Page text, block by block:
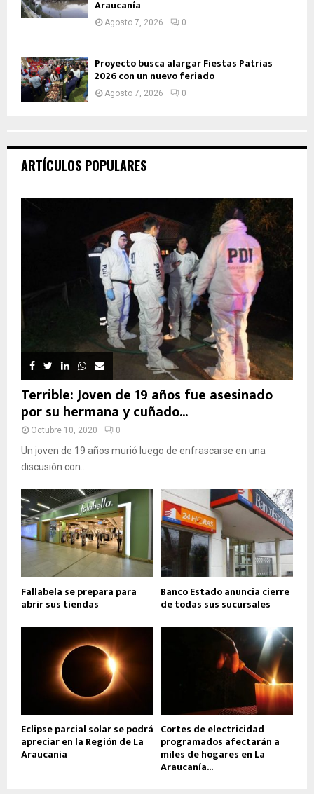
Araucanía
Agosto 7, 2026 0
Proyecto busca alargar Fiestas Patrias
2026 con un nuevo feriado
Agosto 7, 2026 0
ARTÍCULOS POPULARES
Terrible: Joven de 19 años fue asesinado
por su hermana y cuñado...
Octubre 10, 2020 0
Un joven de 19 años murió luego de enfrascarse en una
discusión con...
Fallabela se prepara para
abrir sus tiendas
Banco Estado anuncia cierre
de todas sus sucursales
Eclipse parcial solar se podrá
apreciar en la Región de La
Araucania
Cortes de electricidad
programados afectarán a
miles de hogares en La
Araucanía...